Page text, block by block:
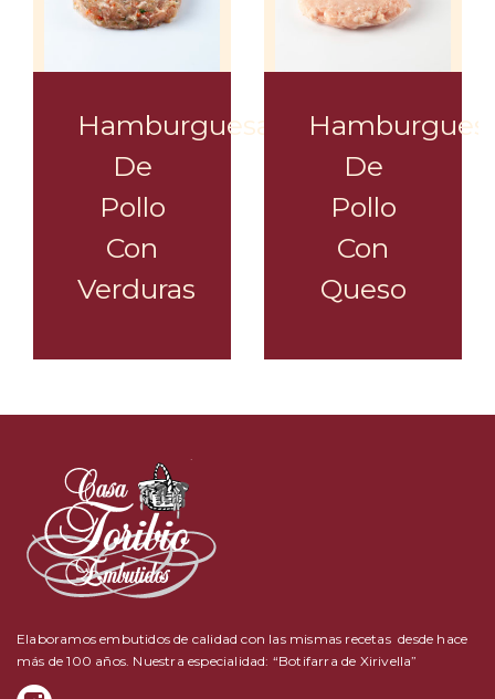
Hamburguesa
De
Pollo
Con
Verduras
De
Pollo
Con
Queso
Elaboramos embutidos de calidad con las mismas recetas desde hace
más de 100 años. Nuestra especialidad: “Botifarra de Xirivella”